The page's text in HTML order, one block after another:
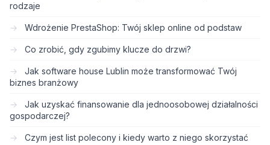
rodzaje
Wdrożenie PrestaShop: Twój sklep online od podstaw
Co zrobić, gdy zgubimy klucze do drzwi?
Jak software house Lublin może transformować Twój
biznes branżowy
Jak uzyskać finansowanie dla jednoosobowej działalności
gospodarczej?
Czym jest list polecony i kiedy warto z niego skorzystać